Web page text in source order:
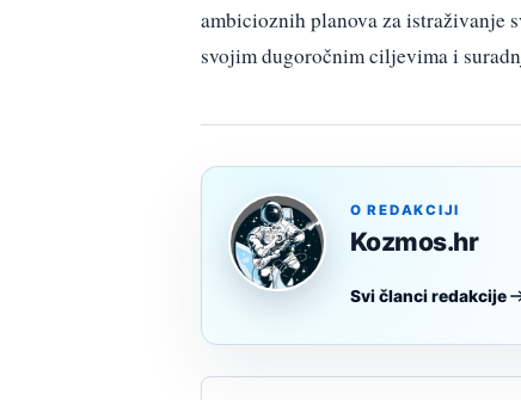
ambicioznih planova za istraživanje
svojim dugoročnim ciljevima i
O REDAKCIJI
Kozmos.hr
Svi članci redakcije